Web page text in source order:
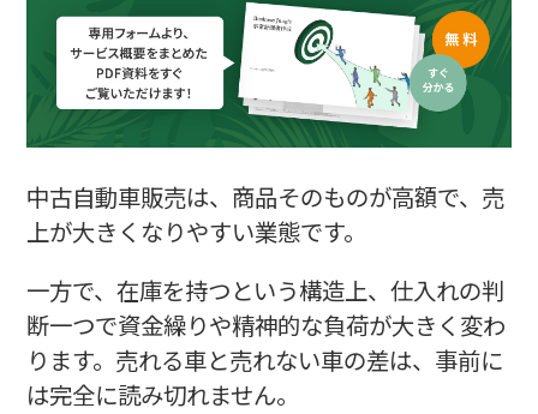
まとめ
中古自動車販売は、商品そのものが高額で、売
上が大きくなりやすい業態です。
一方で、在庫を持つという構造上、仕入れの判
断一つで資金繰りや精神的な負荷が大きく変わ
ります。売れる車と売れない車の差は、事前に
は完全に読み切れません。